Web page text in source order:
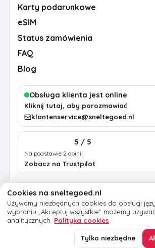
Karty podarunkowe
eSIM
Status zamówienia
FAQ
Blog
Obsługa klienta jest online
Kliknij tutaj, aby porozmawiać
klantenservice@sneltegoed.nl
5 / 5
Na podstawie 2 opinii
Zobacz na Trustpilot
RegulaminPrywatność
Informacje prawne
© 2026 sneltegoed.nl. Wszelkie prawa
Cookies na sneltegoed.nl
Używamy niezbędnych cookies do obsługi
wybraniu „Akceptuj wszystkie” możemy
analitycznych. Polityka cookies
Tylko niezbędne